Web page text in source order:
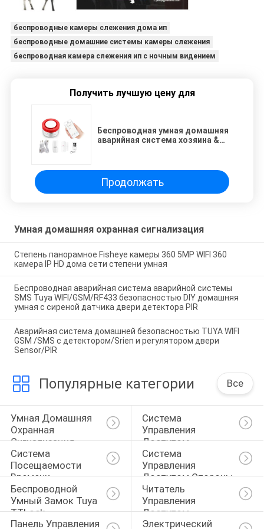
беспроводные камеры слежения дома ип
беспроводные домашние системы камеры слежения
беспроводная камера слежения ип с ночным видением
Получить лучшую цену для
Беспроводная умная домашняя
аварийная система хозяина &
ассистента Alexa Google
поддержки платформы
Продолжать
Умная домашняя охранная сигнализация
Степень панорамное Fisheye камеры 360 5MP WIFI 360
камера IP HD дома сети степени умная
Беспроводная аварийная система аварийной системы
SMS Tuya WIFI/GSM/RF433 безопасностью DIY домашняя
умная с сиреной датчика двери детектора PIR
Аварийная система домашней безопасностью TUYA WIFI
GSM /SMS с детектором/Srien и регулятором двери
Sensor/PIR
Популярные категории Все
Умная Домашняя
Охранная
Сигнализация
Система
Управления
Доступом
Отпечатка Пальцев
Система
Посещаемости
Времени
Отпечатка Пальцев
Система
Управления
Доступом Стороны
Беспроводной
Умный Замок Tuya
TTLock
Читатель
Управления
Доступом
Панель Управления
Электрический